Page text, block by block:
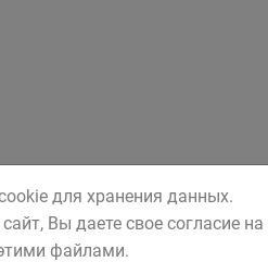
для хранения данных.
Вы даете свое согласие на
файлами.